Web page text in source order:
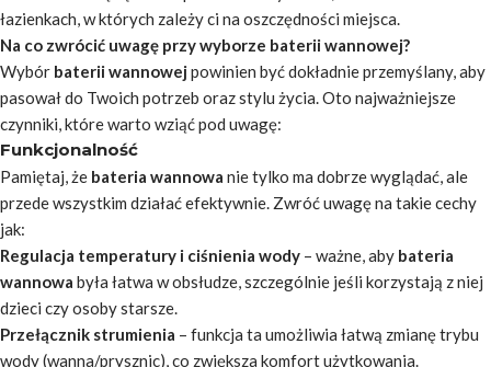
łazienkach, w których zależy ci na oszczędności miejsca.
Na co zwrócić uwagę przy wyborze baterii wannowej?
Wybór baterii wannowejpowinien być dokładnie przemyślany, aby
pasował do Twoich potrzeb oraz stylu życia. Oto najważniejsze
czynniki, które warto wziąć pod uwagę:
Funkcjonalność
Pamiętaj, że bateria wannowa nie tylko ma dobrze wyglądać, ale
przede wszystkim działać efektywnie. Zwróć uwagę na takie cechy
jak:
Regulacja temperatury i ciśnienia wody – ważne, aby bateria
wannowa była łatwa w obsłudze, szczególnie jeśli korzystają z niej
dzieci czy osoby starsze.
Przełącznik strumienia – funkcja ta umożliwia łatwą zmianę trybu
wody (wanna/prysznic), co zwiększa komfort użytkowania.